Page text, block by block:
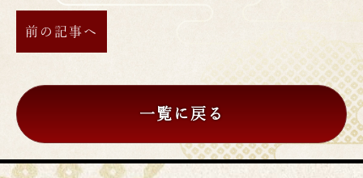
前の記事へ
一覧に戻る